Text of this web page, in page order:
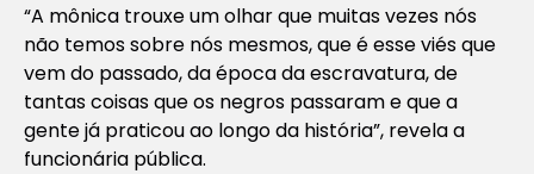
“A mônica trouxe um olhar que muitas vezes nós
não temos sobre nós mesmos, que é esse viés que
vem do passado, da época da escravatura, de
tantas coisas que os negros passaram e que a
gente já praticou ao longo da história”, revela a
funcionária pública.